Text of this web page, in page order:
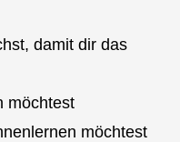
damit dir das
möchtest
möchtest